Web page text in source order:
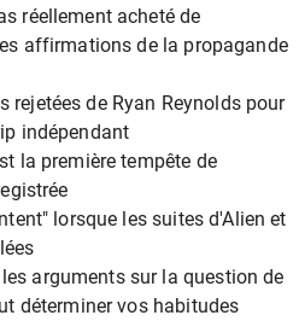
réellement acheté de
affirmations de la propagande
rejetées de Ryan Reynolds pour
indépendant
la première tempête de
lorsque les suites d'Alien et
arguments sur la question de
déterminer vos habitudes